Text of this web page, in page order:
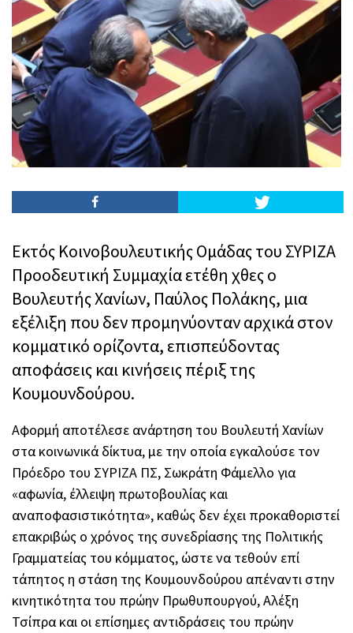
Εκτός Κοινοβουλευτικής Ομάδας του ΣΥΡΙΖΑ
Προοδευτική Συμμαχία ετέθη χθες ο
Βουλευτής Χανίων, Παύλος Πολάκης, μια
εξέλιξη που δεν προμηνύονταν αρχικά στον
κομματικό ορίζοντα, επισπεύδοντας
αποφάσεις και κινήσεις πέριξ της
Κουμουνδούρου.
Αφορμή αποτέλεσε ανάρτηση του Βουλευτή Χανίων
στα κοινωνικά δίκτυα, με την οποία εγκαλούσε τον
Πρόεδρο του ΣΥΡΙΖΑ ΠΣ, Σωκράτη Φάμελλο για
«αφωνία, έλλειψη πρωτοβουλίας και
αναποφασιστικότητα», καθώς δεν έχει προκαθοριστεί
επακριβώς ο χρόνος της συνεδρίασης της Πολιτικής
Γραμματείας του κόμματος, ώστε να τεθούν επί
τάπητος η στάση της Κουμουνδούρου απέναντι στην
κινητικότητα του πρώην Πρωθυπουργού, Αλέξη
Τσίπρα και οι επίσημες αντιδράσεις του πρώην